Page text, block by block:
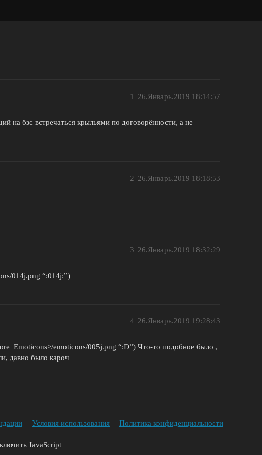
26.Январь.2019 18:14:57
1
на бзс встречаться крыльями по договорённости, а не
26.Январь.2019 18:18:53
2
26.Январь.2019 18:32:29
3
014j.png “:014j:”)
26.Январь.2019 19:28:43
4
emoticons/005j.png “:D”) Что-то подобное было ,
давно было кароч
Условия использования Политика конфиденциальности
JavaScript